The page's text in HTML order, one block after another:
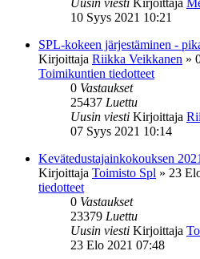
10 Syys 2021 10:21
SPL-kokeen järjestäminen -
Kirjoittaja Riikka Veikkanen »
Toimikuntien tiedotteet
0 Vastaukset
25437 Luettu
Uusin viesti Kirjoittaja
07 Syys 2021 10:14
Kevätedustajainkokouksen
Kirjoittaja Toimisto Spl » 23
tiedotteet
0 Vastaukset
23379 Luettu
Uusin viesti Kirjoittaja
23 Elo 2021 07:48